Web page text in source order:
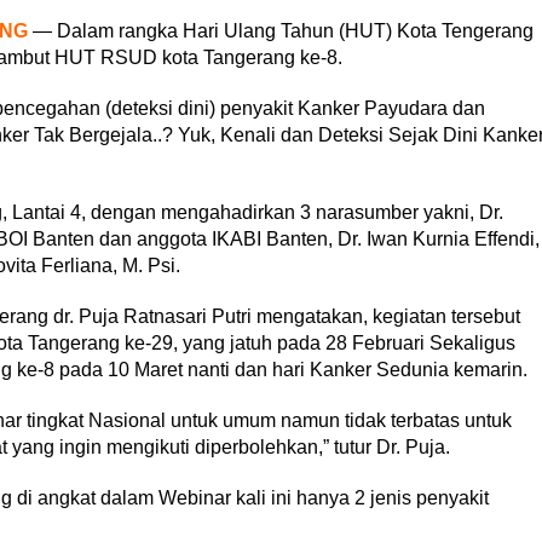
— Dalam rangka Hari Ulang Tahun (HUT) Kota Tengerang
HUT RSUD kota Tangerang ke-8.
(deteksi dini) penyakit Kanker Payudara dan
Tak Bergejala..? Yuk, Kenali dan Deteksi Sejak Dini
4, dengan mengahadirkan 3 narasumber yakni, Dr.
Banten dan anggota IKABI Banten, Dr. Iwan Kurnia Effendi,
Ferliana, M. Psi.
dr. Puja Ratnasari Putri mengatakan, kegiatan tersebut
Tangerang ke-29, yang jatuh pada 28 Februari Sekaligus
ke-8 pada 10 Maret nanti dan hari Kanker Sedunia kemarin.
tingkat Nasional untuk umum namun tidak terbatas untuk
ingin mengikuti diperbolehkan,” tutur Dr. Puja.
di angkat dalam Webinar kali ini hanya 2 jenis penyakit